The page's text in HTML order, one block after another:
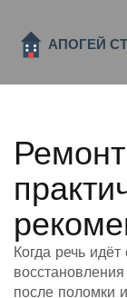
Когда речь идёт
после поломки